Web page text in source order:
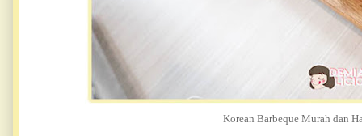
Korean Barbeque Murah dan